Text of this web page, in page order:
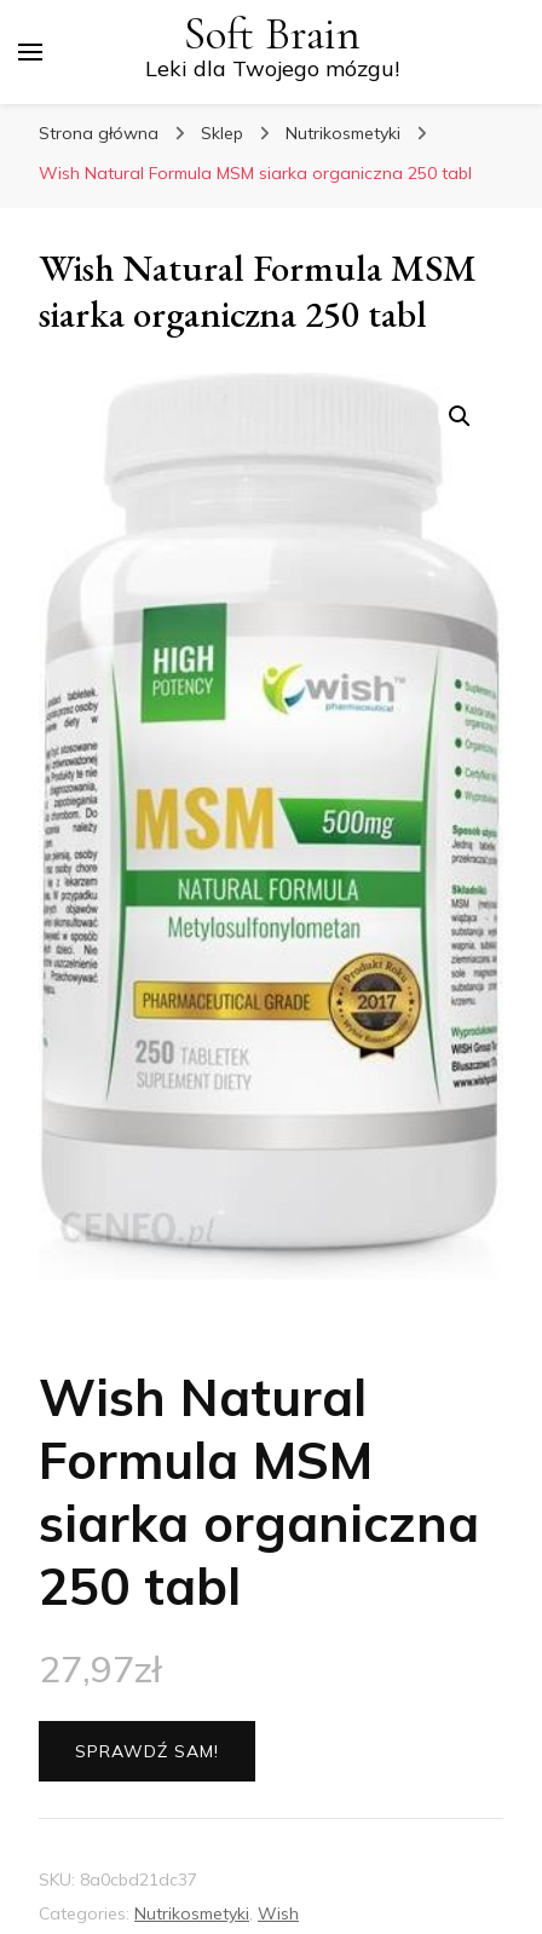
Soft Brain
Leki dla Twojego mózgu!
Strona główna Sklep
Nutrikosmetyki
Wish Natural Formula MSM siarka organiczna 250 tabl
Wish Natural Formula MSM
siarka organiczna 250 tabl
Wish Natural
Formula MSM
siarka organiczna
250 tabl
27,97zł
SPRAWDŹ SAM!
SKU: 8a0cbd21dc37
Categories: Nutrikosmetyki Wish